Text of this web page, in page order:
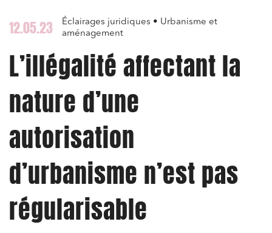
12.05.23
Éclairages juridiques • Urbanisme et
aménagement
L’illégalité affectant la
nature d’une
autorisation
d’urbanisme n’est pas
régularisable